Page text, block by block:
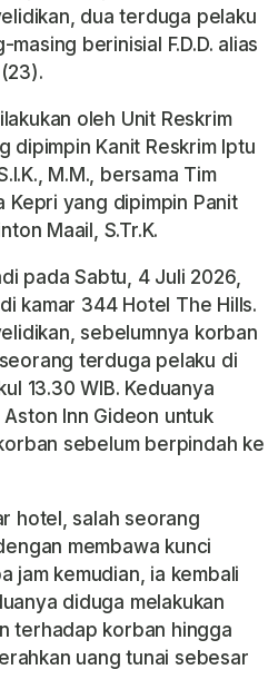
dua terduga pelaku
berinisial F.D.D. alias
oleh Unit Reskrim
dipimpin Kanit Reskrim Iptu
M.M., bersama Tim
Kepri yang dipimpin Panit
Maail, S.Tr.K.
pada Sabtu, 4 Juli 2026,
kamar 344 Hotel The Hills.
sebelumnya korban
terduga pelaku di
13.30 WIB. Keduanya
Inn Gideon untuk
sebelum berpindah ke
hotel, salah seorang
membawa kunci
jam kemudian, ia kembali
diduga melakukan
terhadap korban hingga
uang tunai sebesar